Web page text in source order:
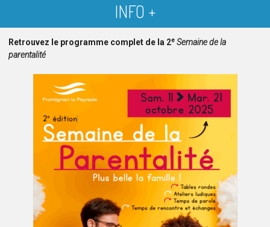
INFO +
Retrouvez le programme complet de la 2e Semaine de la
parentalité